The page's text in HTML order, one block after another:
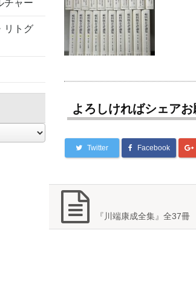
よろしければシェア
Twitter Facebook
『川端康成全集』全37
チャー
リトグ